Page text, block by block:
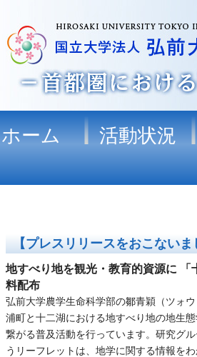
ホーム 活動状況
【プレスリリースをおこないま
地すべり地を観光・教育的資源に
料配布
弘前大学農学生命科学部の鄒青穎（ツォ
浦町と十二湖における地すべり地の地生
繋がる普及活動を行っています。 研究グ
うリーフレットは、地学に関する情報を